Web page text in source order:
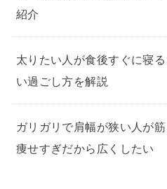
紹介
太りたい人が食後すぐに寝
い過ごし方を解説
ガリガリで肩幅が狭い人が
痩せすぎだから広くしたい